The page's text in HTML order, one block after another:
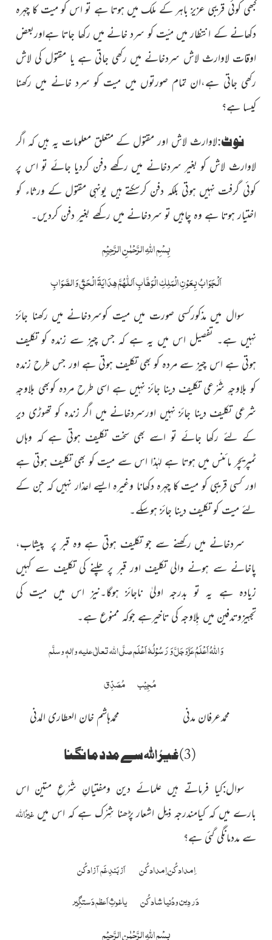
کبھی کوئی قریبی عزیز باہر کے ملک میں ہوتا ہے تو اس کو میت کا چہرہ
دکھانے کے انتظار میں میّت کو سرد خانے میں رکھا جاتا ہےاوربعض
اوقات لاوارث لاش سردخانے میں رکھی جاتی ہے یا مقتول کی لاش
رکھی جاتی ہے،ان تمام صورتوں میں میت کو سرد خانے میں رکھنا
کیسا ہے؟
نوٹ:لاوارث لاش اور مقتول کے متعلق معلومات یہ ہیں کہ اگر
لاوارث لاش کو بغیر سردخانے میں رکھے دفن کردیا جائے تو اس پر
کوئی گرفت نہیں ہوتی بلکہ دفن کرسکتے ہیں یونہی مقتول کے ورثاء کو
اختیار ہوتا ہے وہ چاہیں تو سردخانے میں رکھے بغیر دفن کردیں۔
بِسْمِاللّٰہِالرَّحْمٰنِ الرَّحِیْمِ
اَلْجَوَابُ بِعَوْنِ الْمَلِکِ الْوَھَّابِ اَللّٰھُمَّ ھِدَایَۃَ الْحَقِّ وَالصَّوَابِ
سوال میں مذکورکسی صورت میں میت کوسردخانے میں رکھنا جائز
نہیں ہے۔ تفصیل اس میں یہ ہے کہ جس چیز سے زندہ کو تکلیف
ہوتی ہے اس چیز سے مردہ کو بھی تکلیف ہوتی ہے اور جس طرح زندہ
کو بلاوجہِ شَرْعی تکلیف دینا جائز نہیں ہے اسی طرح مردہ کوبھی بلاوجہِ
شرعی تکلیف دینا جائز نہیں اورسردخانے میں اگر زندہ کو تھوڑی دیر
کے لئے رکھا جائے تو اسے بھی سخت تکلیف ہوتی ہے کہ وہاں
ٹمپریچر مائنس میں ہوتا ہے لہٰذا اس سے میت کو بھی تکلیف ہوتی ہے
اور کسی قریبی کو میت کا چہرہ دکھانا وغیرہ ایسے اعذار نہیں کہ جن کے
لئے میت کو تکلیف دینا جائز ہوسکے۔
سردخانے میں رکھنے سے جو تکلیف ہوتی ہے وہ قبر پر پیشاب،
پاخانے سے ہونے والی تکلیف اور قبر پر چلنے کی تکلیف سے کہیں
زیادہ ہے یہ تو بدرجہ اولیٰ ناجائز ہوگا۔نیز اس میں میت کی
تجہیزوتدفین میں بِلاوجہ کی تاخیرہے جوکہ ممنوع ہے۔
وَاللہُاَعْلَمُعَزَّوَجَلَّوَ رَسُوْلُہٗ اَعْلَمصلَّی اللہ تعالٰی علیہ واٰلہٖ وسلَّم
مُجِیْب
مُصَدِّق
محمدعرفان مدنی محمدہاشم خان العطاری المدنی
(3)غیرُ اللہسے مدد مانگنا
سوال:کیا فرماتے ہیں علمائے دین ومفتیانِ شَرْعِ متین اس
بارے میں کہ کیامندرجہ ذیل اشعار پڑھنا شِرْک ہے کہ اس میں غیرُاللہ
سے مددمانگی گئی ہے؟
اِمداد کُن اِمداد کُن اَز بَندِ غَم آزادکُن
دَر دِین ودُنیا شاد کُن یاغوثِ اَعظم دَستگِیر
بِسْمِاللّٰہِالرَّحْمٰنِ الرَّحِیْمِ